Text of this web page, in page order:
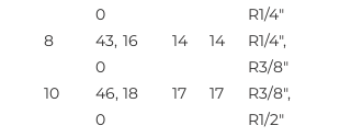
0
R1/4"
8
43,
0
16 14 14
R1/4",
R3/8"
10
46,
0
18 17 17
R3/8",
R1/2"